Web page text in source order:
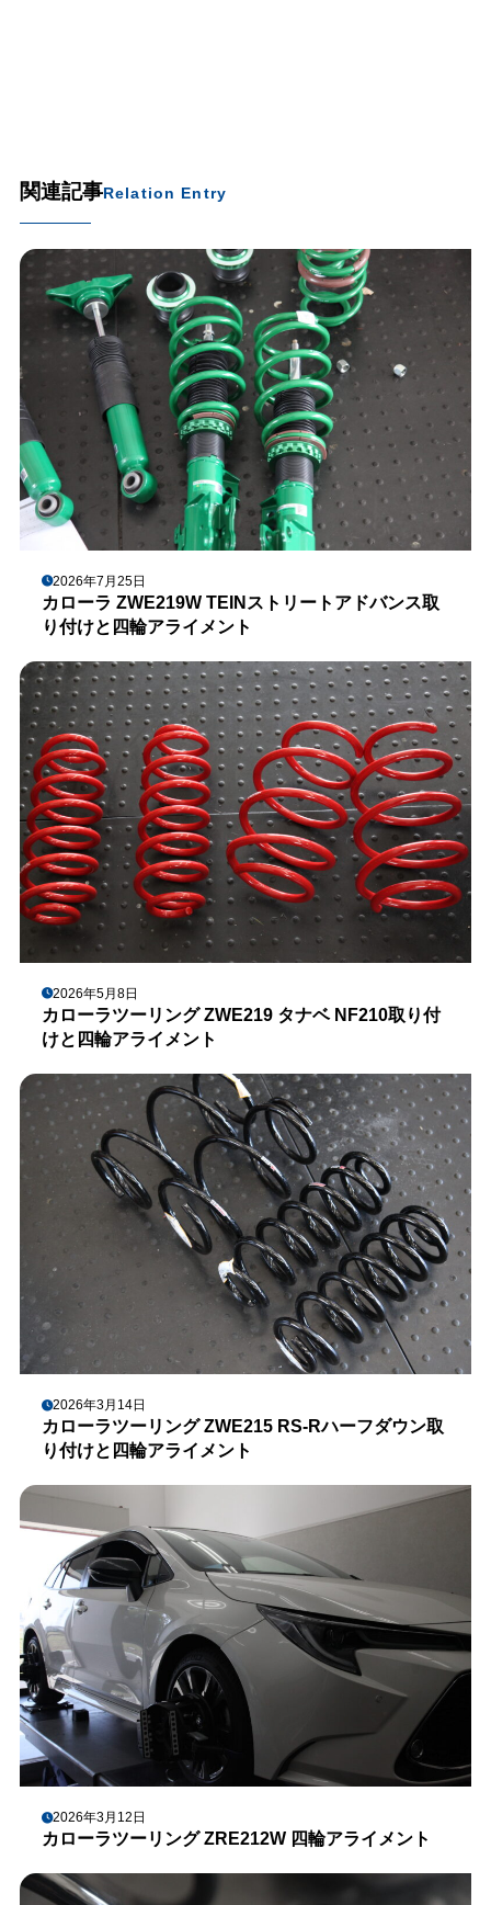
関連記事Relation Entry
2026年7月25日
カローラ ZWE219W TEINストリートアドバンス取
り付けと四輪アライメント
2026年5月8日
カローラツーリング ZWE219 タナベ NF210取り付
けと四輪アライメント
2026年3月14日
カローラツーリング ZWE215 RS-Rハーフダウン取
り付けと四輪アライメント
2026年3月12日
カローラツーリング ZRE212W 四輪アライメント